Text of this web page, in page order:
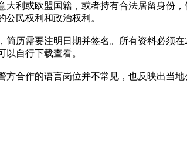
大利或欧盟国籍，或者持有合法居留身份
民权利和政治权利。
历需要注明日期并签名。所有资料必须
自行下载查看。
合作的语言岗位并不常见，也反映出当